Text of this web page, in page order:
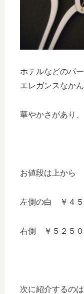
ホテルなどのパ
エレガンスなか
華やかさがあり
お値段は上から
左側の白 ￥４５
右側 ￥５２５０
次に紹介するの